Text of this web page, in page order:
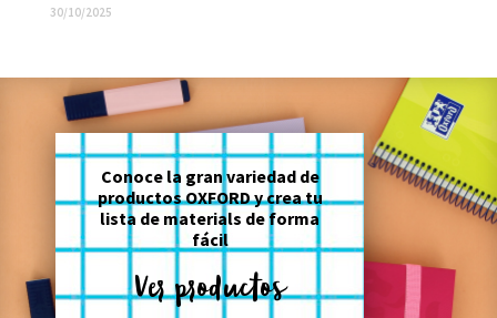
30/10/2025
Conoce la gran variedad de
productos OXFORD y crea tu
lista de materials de forma
fácil
Ver productos